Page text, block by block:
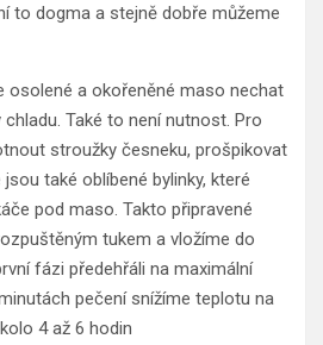
to dogma a stejně dobře můžeme
osolené a okořeněné maso nechat
Také to není nutnost. Pro
stroužky česneku, prošpikovat
také oblíbené bylinky, které
pod maso. Takto připravené
tukem a vložíme do
fázi předehřáli na maximální
pečení snížíme teplotu na
4 až 6 hodin